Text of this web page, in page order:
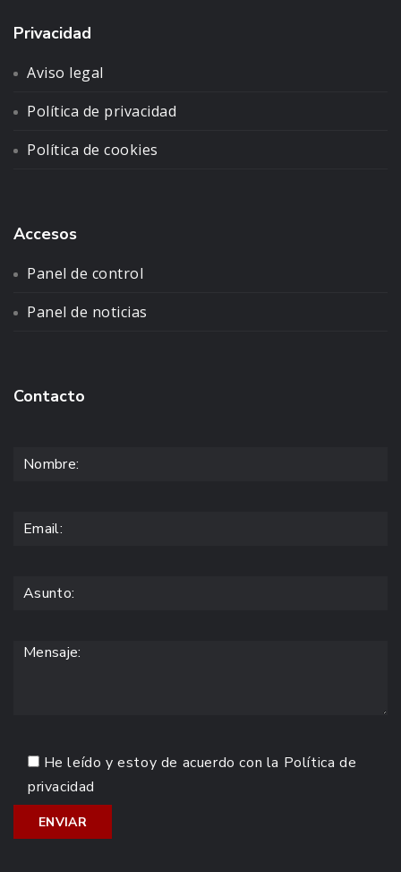
Privacidad
Aviso legal
Política de privacidad
Política de cookies
Accesos
Panel de control
Panel de noticias
Contacto
He leído y estoy de acuerdo con la Política de
privacidad